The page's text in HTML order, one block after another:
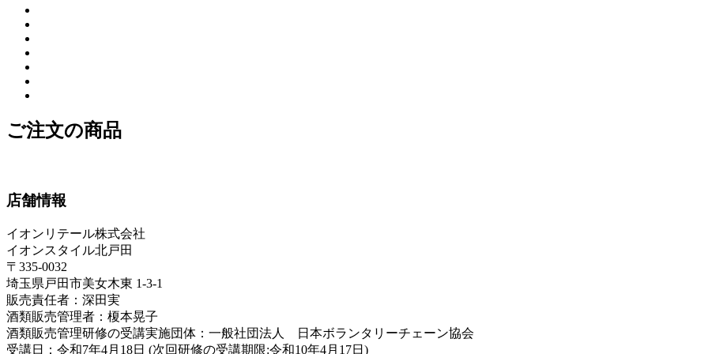
ご注文の商品
店舗情報
イオンリテール株式会社
イオンスタイル北戸田
〒335-0032
埼玉県戸田市美女木東 1-3-1
販売責任者：深田実
酒類販売管理者：榎本晃子
酒類販売管理研修の受講実施団体：一般社団法人 日本ボランタリーチェーン協会
受講日：令和7年4月18日 (次回研修の受講期限:令和10年4月17日)